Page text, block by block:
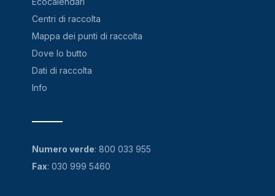
Centri di raccolta
Mappa dei punti di raccolta
Dove lo butto
Dati di raccolta
Info
Numero verde: 800 033 955
Fax: 030 999 5460